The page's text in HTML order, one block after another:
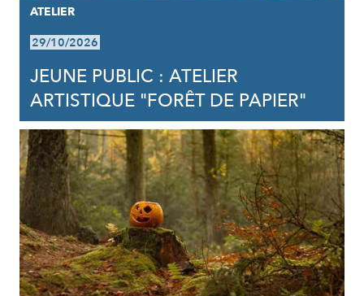
ATELIER
29/10/2026
JEUNE PUBLIC : ATELIER
ARTISTIQUE "FORÊT DE PAPIER"